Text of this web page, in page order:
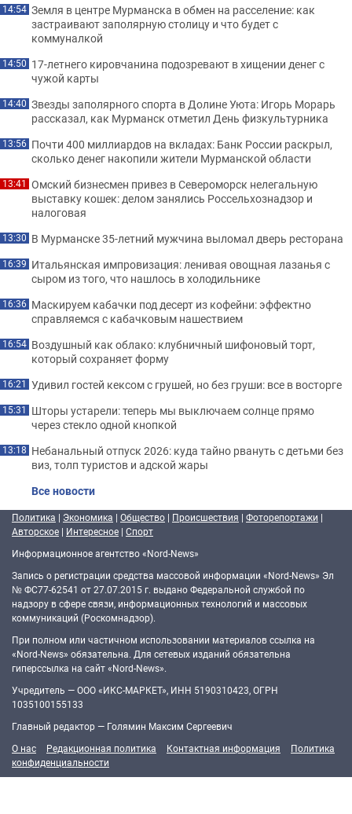
14:54 Земля в центре Мурманска в обмен на расселение: как
застраивают заполярную столицу и что будет с
коммуналкой
14:50 17-летнего кировчанина подозревают в хищении денег с
чужой карты
14:40 Звезды заполярного спорта в Долине Уюта: Игорь Морарь
рассказал, как Мурманск отметил День физкультурника
13:56 Почти 400 миллиардов на вкладах: Банк России раскрыл,
сколько денег накопили жители Мурманской области
13:41 Омский бизнесмен привез в Североморск нелегальную
выставку кошек: делом занялись Россельхознадзор и
налоговая
13:30 В Мурманске 35-летний мужчина выломал дверь ресторана
16:39 Итальянская импровизация: ленивая овощная лазанья с
сыром из того, что нашлось в холодильнике
16:36 Маскируем кабачки под десерт из кофейни: эффектно
справляемся с кабачковым нашествием
16:54 Воздушный как облако: клубничный шифоновый торт,
который сохраняет форму
16:21 Удивил гостей кексом с грушей, но без груши: все в восторге
15:31 Шторы устарели: теперь мы выключаем солнце прямо
через стекло одной кнопкой
13:18 Небанальный отпуск 2026: куда тайно рвануть с детьми без
виз, толп туристов и адской жары
Все новости
Политика | Экономика | Общество | Происшествия | Фоторепортажи |
Авторское | Интересное | Спорт
Информационное агентство «Nord-News»
Запись о регистрации средства массовой информации «Nord-News» Эл
№ ФС77-62541 от 27.07.2015 г. выдано Федеральной службой по
надзору в сфере связи, информационных технологий и массовых
коммуникаций (Роскомнадзор).
При полном или частичном использовании материалов ссылка на
«Nord-News» обязательна. Для сетевых изданий обязательна
гиперссылка на сайт «Nord-News».
Учредитель — ООО «ИКС-МАРКЕТ», ИНН 5190310423, ОГРН
1035100155133
Главный редактор — Голямин Максим Сергеевич
О нас
Редакционная политика Контактная информация
Политика
конфиденциальности